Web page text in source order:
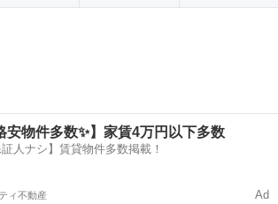
安物件多数✨】家賃4万円以下多数
証人ナシ】賃貸物件多数掲載！
ィ不動産 Ad